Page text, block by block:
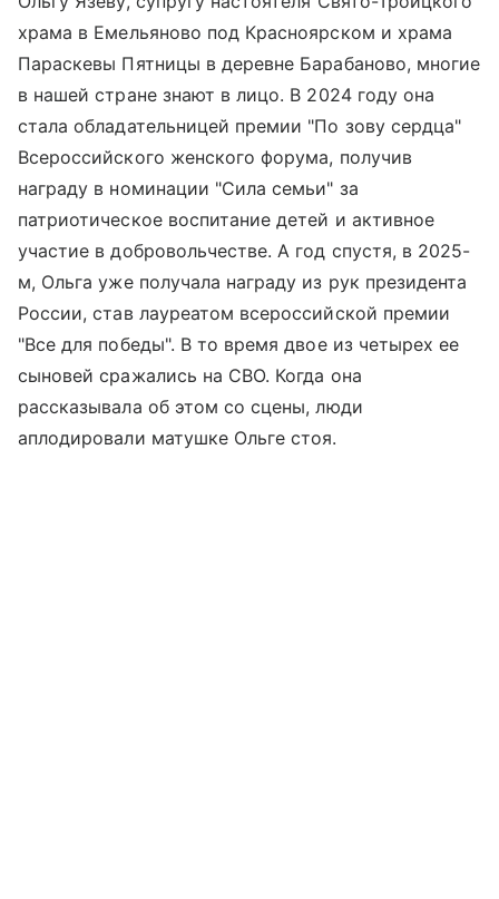
храма в Емельяново под Красноярском и храма
Параскевы Пятницы в деревне Барабаново, многие
в нашей стране знают в лицо. В 2024 году она
стала обладательницей премии "По зову сердца"
Всероссийского женского форума, получив
награду в номинации "Сила семьи" за
патриотическое воспитание детей и активное
участие в добровольчестве. А год спустя, в 2025-
м, Ольга уже получала награду из рук президента
России, став лауреатом всероссийской премии
"Все для победы". В то время двое из четырех ее
сыновей сражались на СВО. Когда она
рассказывала об этом со сцены, люди
аплодировали матушке Ольге стоя.